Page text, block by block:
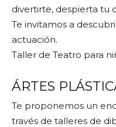
divertirte, despierta tu
Te invitamos a
actuación.
Taller de Teatro para
ÁRTES
Te proponemos un
través de talleres de